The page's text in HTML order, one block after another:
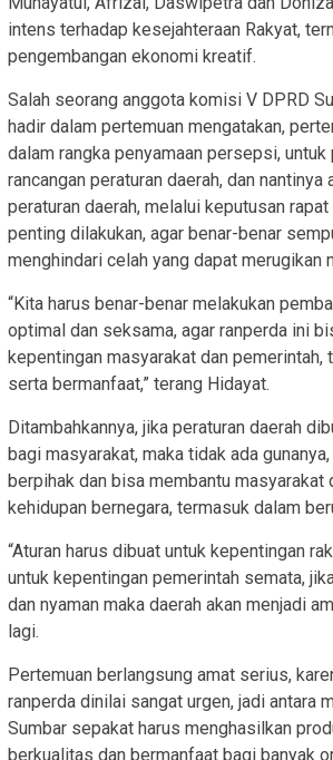
intens terhadap kesejahteraan Rakyat,
pengembangan ekonomi kreatif.
Salah seorang anggota komisi V DPRD
hadir dalam pertemuan mengatakan,
dalam rangka penyamaan persepsi, untuk
rancangan peraturan daerah, dan nantinya
peraturan daerah, melalui keputusan
penting dilakukan, agar benar-benar
menghindari celah yang dapat merugikan
“Kita harus benar-benar melakukan
optimal dan seksama, agar ranperda ini
kepentingan masyarakat dan pemerintah,
serta bermanfaat,” terang Hidayat.
Ditambahkannya, jika peraturan daerah
bagi masyarakat, maka tidak ada
berpihak dan bisa membantu masyarakat
kehidupan bernegara, termasuk dalam
“Aturan harus dibuat untuk kepentingan
untuk kepentingan pemerintah semata,
dan nyaman maka daerah akan menjadi
lagi.
Pertemuan berlangsung amat serius,
ranperda dinilai sangat urgen, jadi antara
Sumbar sepakat harus menghasilkan
berkualitas dan bermanfaat bagi banyak